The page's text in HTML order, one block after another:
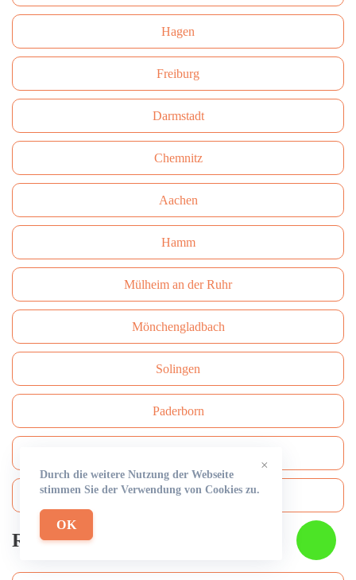
Hagen
Freiburg
Darmstadt
Сhemnitz
Aachen
Hamm
Mülheim an der Ruhr
Mönchengladbach
Solingen
Paderborn
Bergisch Gladbach
Rohrreinigung
×
Durch die weitere Nutzung der Webseite
stimmen Sie der Verwendung von Cookies zu.
OK